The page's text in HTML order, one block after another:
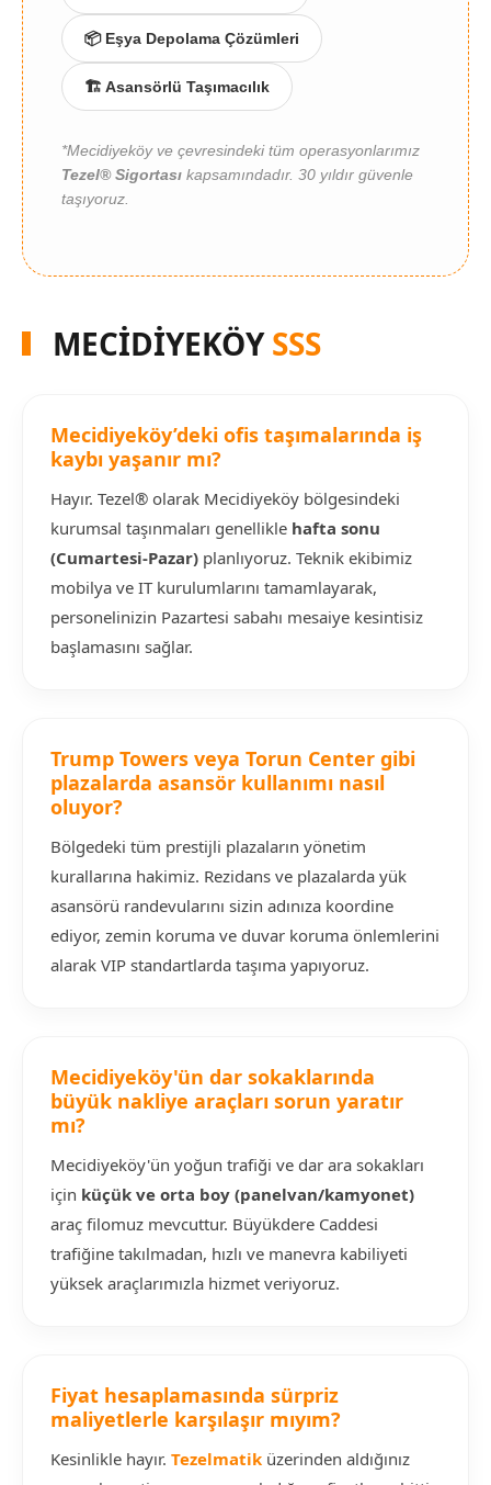
📦 Eşya Depolama Çözümleri
🏗️ Asansörlü Taşımacılık
*Mecidiyeköy ve çevresindeki tüm operasyonlarımız
Tezel® Sigortası kapsamındadır. 30 yıldır güvenle
taşıyoruz.
MECİDİYEKÖYSSS
Mecidiyeköy’deki ofis taşımalarında iş
kaybı yaşanır mı?
Hayır. Tezel® olarak Mecidiyeköy bölgesindeki
kurumsal taşınmaları genellikle hafta sonu
(Cumartesi-Pazar) planlıyoruz. Teknik ekibimiz
mobilya ve IT kurulumlarını tamamlayarak,
personelinizin Pazartesi sabahı mesaiye kesintisiz
başlamasını sağlar.
Trump Towers veya Torun Center gibi
plazalarda asansör kullanımı nasıl
oluyor?
Bölgedeki tüm prestijli plazaların yönetim
kurallarına hakimiz. Rezidans ve plazalarda yük
asansörü randevularını sizin adınıza koordine
ediyor, zemin koruma ve duvar koruma önlemlerini
alarak VIP standartlarda taşıma yapıyoruz.
Mecidiyeköy'ün dar sokaklarında
büyük nakliye araçları sorun yaratır
mı?
Mecidiyeköy'ün yoğun trafiği ve dar ara sokakları
için küçük ve orta boy (panelvan/kamyonet)
araç filomuz mevcuttur. Büyükdere Caddesi
trafiğine takılmadan, hızlı ve manevra kabiliyeti
yüksek araçlarımızla hizmet veriyoruz.
Fiyat hesaplamasında sürpriz
maliyetlerle karşılaşır mıyım?
Kesinlikle hayır. Tezelmatik üzerinden aldığınız